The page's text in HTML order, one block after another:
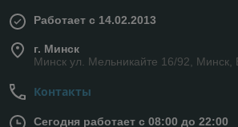
Работает с 14.02.2013
г. Минск
Минск ул. Мельникайте 16/92, Минск,
Контакты
Сегодня работает с 08:00 до 22:00